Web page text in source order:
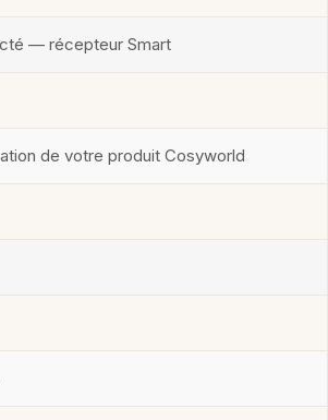
— récepteur Smart
de votre produit Cosyworld